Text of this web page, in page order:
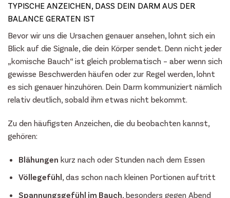
TYPISCHE ANZEICHEN, DASS DEIN DARM AUS DER
BALANCE GERATEN IST
Bevor wir uns die Ursachen genauer ansehen, lohnt sich ein
Blick auf die Signale, die dein Körper sendet. Denn nicht jeder
„komische Bauch“ ist gleich problematisch – aber wenn sich
gewisse Beschwerden häufen oder zur Regel werden, lohnt
es sich genauer hinzuhören. Dein Darm kommuniziert nämlich
relativ deutlich, sobald ihm etwas nicht bekommt.
Zu den häufigsten Anzeichen, die du beobachten kannst,
gehören:
Blähungen kurz nach oder Stunden nach dem Essen
Völlegefühl, das schon nach kleinen Portionen auftritt
Spannungsgefühl im Bauch, besonders gegen Abend